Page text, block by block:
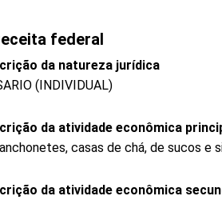
federal
da natureza jurídica
(INDIVIDUAL)
da atividade econômica
casas de chá, de sucos e
da atividade econômica